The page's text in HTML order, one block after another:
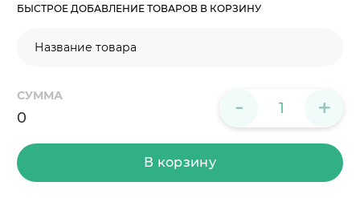
БЫСТРОЕ ДОБАВЛЕНИЕ ТОВАРОВ В КОРЗИНУ
- +
СУММА
0
В корзину